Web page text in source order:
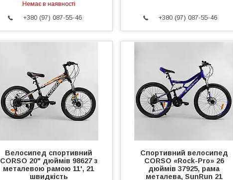
Немає в наявності
+380 (97) 087-55-46 +380 (97) 087-55-46
Велосипед спортивний
CORSO 20" дюймів 98627 з
металевою рамою 11', 21
швидкість
Спортивний велосипед
CORSO «Rock-Pro» 26
дюймів 37925, рама
металева, SunRun 21